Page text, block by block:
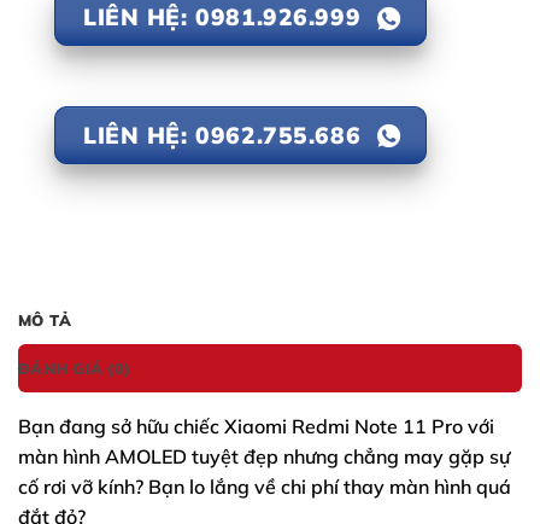
LIÊN HỆ: 0981.926.999
LIÊN HỆ: 0962.755.686
MÔ TẢ
ĐÁNH GIÁ (0)
Bạn đang sở hữu chiếc Xiaomi Redmi Note 11 Pro với
màn hình AMOLED tuyệt đẹp nhưng chẳng may gặp sự
cố rơi vỡ kính? Bạn lo lắng về chi phí thay màn hình quá
đắt đỏ?